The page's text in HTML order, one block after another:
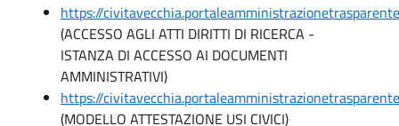
https://
(ACCESSO AGLI ATTI DIRITTI DI RICERCA -
ISTANZA DI ACCESSO AI DOCUMENTI
AMMINISTRATIVI)
https://
(MODELLO ATTESTAZIONE USI CIVICI)